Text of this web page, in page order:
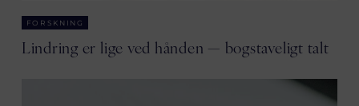
FORSKNING
Lindring er lige ved hånden — bogstaveligt talt